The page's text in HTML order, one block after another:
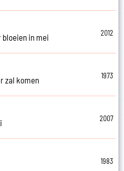
bloeien in mei
2012
zal komen
1973
2007
1983